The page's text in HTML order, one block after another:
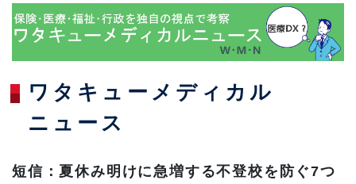
ワタキューメディカル
ニュース
短信：夏休み明けに急増する不登校を防ぐ7つ